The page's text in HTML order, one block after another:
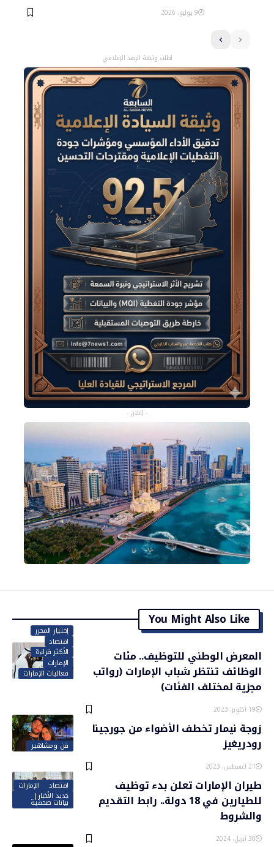
9 يوليو، 2026
اطلب وثيقة الرصد الإعلامي
- إعلان -
You Might Also Like
إختيار المحرر
اقتصاد
الأكثر قراءة
الإمارات
فعاليات الإمارات
المعرض الوطني للتوظيف.. مئات
الوظائف تنتظر شباب الإمارات (رواتب
مجزية لمختلف الفئات)
19 أكتوبر، 2023
فن ومشاهير
زوجة نيمار تخطف الأضواء من جورجينا
رودريغيز
21 أغسطس، 2023
اقتصاد
الإمارات
جديد الأخبار|
بيانات صحفية
طيران الإمارات تعلن بدء توظيف
للطيارين في 18 دولة.. رابط التقديم
والشروط
30 أبريل، 2024